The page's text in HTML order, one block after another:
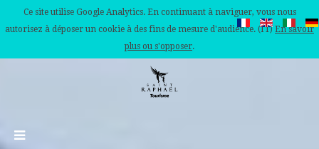
Ce site utilise Google Analytics. En continuant à naviguer, vous nous
autorisez à déposer un cookie à des fins de mesure d'audience. (IT) En savoir
plus ou s'opposer.